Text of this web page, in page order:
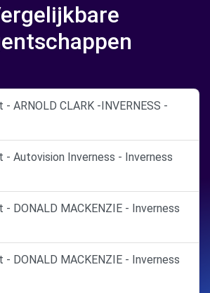
ARNOLD CLARK -INVERNESS -
- Autovision Inverness - Inverness
- DONALD MACKENZIE - Inverness
- DONALD MACKENZIE - Inverness